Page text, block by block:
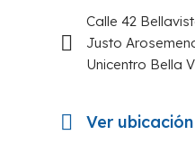
Calle 42
Justo
Unicentro Bella
Ver